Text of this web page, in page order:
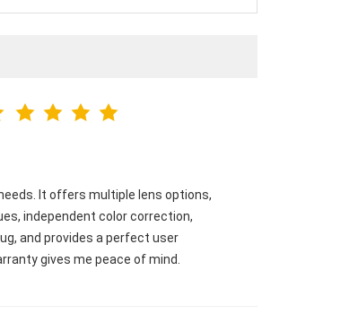
It offers multiple lens options,
independent color correction,
and provides a perfect user
gives me peace of mind.